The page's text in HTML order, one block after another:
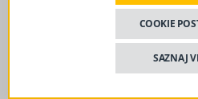
Preminuo ratni medicinar Abaz
U vrijeme agresije na BiH
COOKIE
SAZNAJ